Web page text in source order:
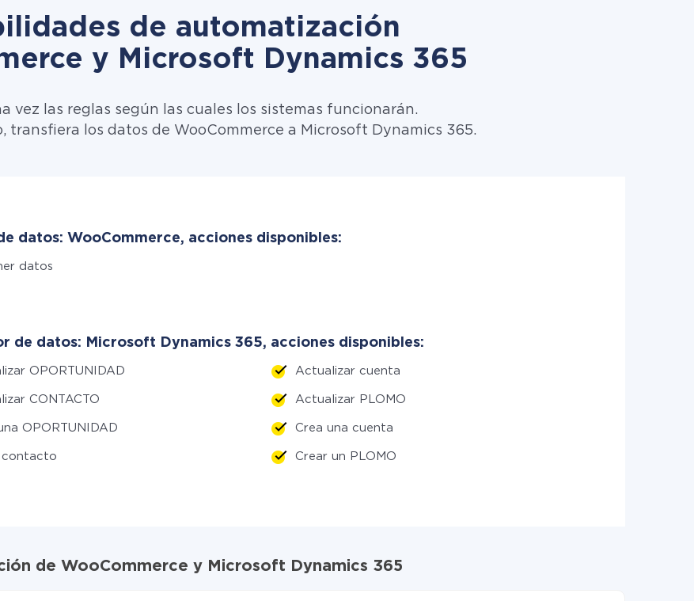
de automatización
y Microsoft Dynamics 365
vez las reglas según las cuales los sistemas funcionarán.
transfiera los datos de WooCommerce a Microsoft Dynamics 365.
datos: WooCommerce, acciones disponibles:
datos
de datos: Microsoft Dynamics 365, acciones disponibles:
OPORTUNIDAD Actualizar cuenta
CONTACTO Actualizar PLOMO
OPORTUNIDAD Crea una cuenta
contacto Crear un PLOMO
de WooCommerce y Microsoft Dynamics 365